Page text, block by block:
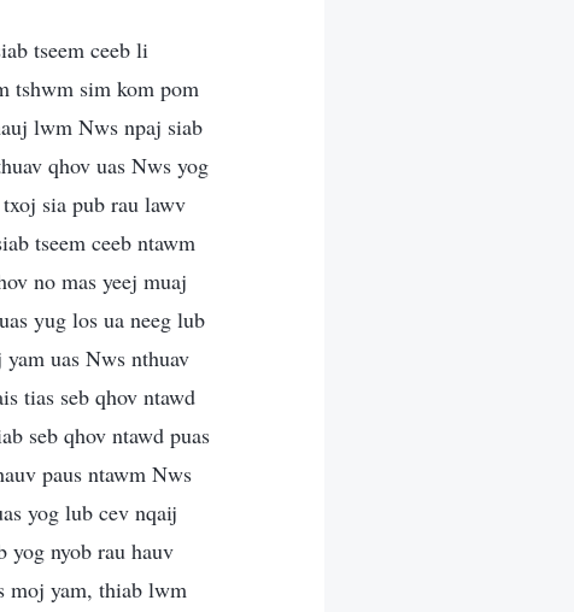
tseem ceeb li
tshwm sim kom pom
lwm Nws npaj siab
qhov uas Nws yog
sia pub rau lawv
tseem ceeb ntawm
no mas yeej muaj
yug los ua neeg lub
uas Nws nthuav
tias seb qhov ntawd
seb qhov ntawd puas
paus ntawm Nws
yog lub cev nqaij
yog nyob rau hauv
moj yam, thiab lwm